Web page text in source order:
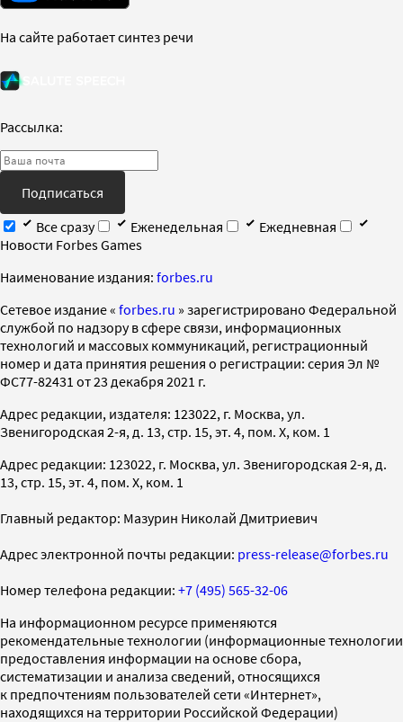
На сайте работает синтез речи
Рассылка:
Подписаться
Все сразу
Еженедельная
Ежедневная
Новости Forbes Games
Наименование издания: forbes.ru
Cетевое издание « forbes.ru » зарегистрировано Федеральной
службой по надзору в сфере связи, информационных
технологий и массовых коммуникаций, регистрационный
номер и дата принятия решения о регистрации: серия Эл №
ФС77-82431 от 23 декабря 2021 г.
Адрес редакции, издателя: 123022, г. Москва, ул.
Звенигородская 2-я, д. 13, стр. 15, эт. 4, пом. X, ком. 1
Адрес редакции: 123022, г. Москва, ул. Звенигородская 2-я, д.
13, стр. 15, эт. 4, пом. X, ком. 1
Главный редактор: Мазурин Николай Дмитриевич
Адрес электронной почты редакции: press-release@forbes.ru
Номер телефона редакции: +7 (495) 565-32-06
На информационном ресурсе применяются
рекомендательные технологии (информационные технологии
предоставления информации на основе сбора,
систематизации и анализа сведений, относящихся
к предпочтениям пользователей сети «Интернет»,
находящихся на территории Российской Федерации)